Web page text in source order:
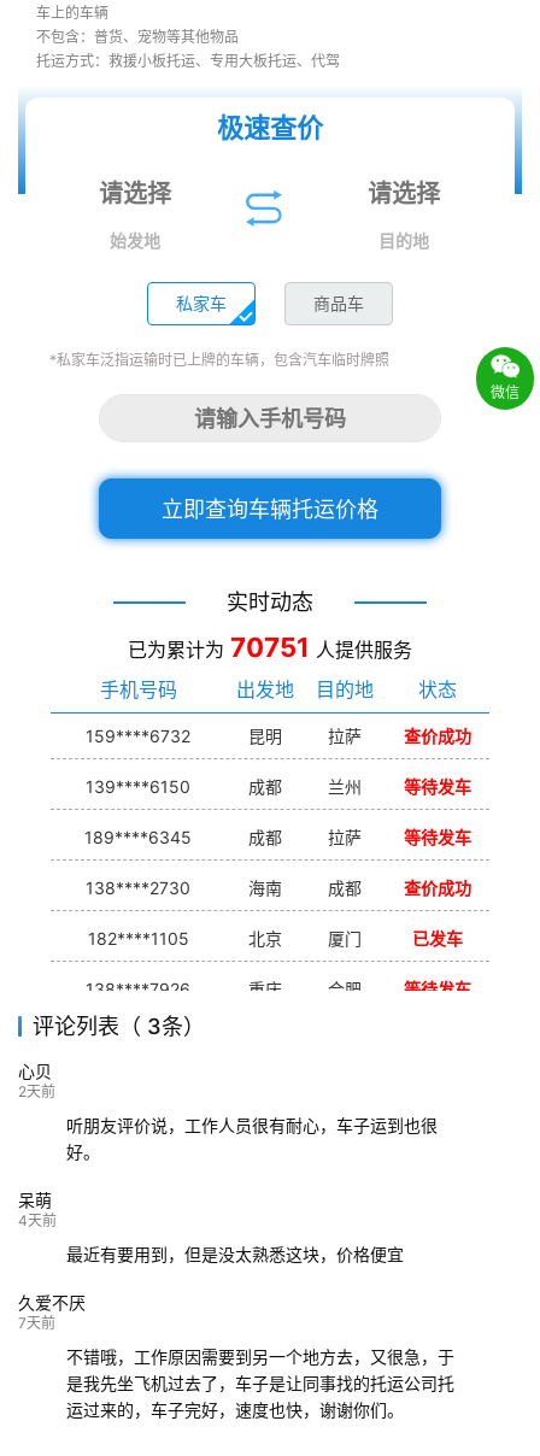
车上的车辆
不包含：普货、宠物等其他物品
托运方式：救援小板托运、专用大板托运、代驾
极速查价
始发地 目的地
私家车 商品车
*私家车泛指运输时已上牌的车辆，包含汽车临时牌照
立即查询车辆托运价格
实时动态
已为累计为 70751 人提供服务
手机号码
出发地 目的地 状态
159****6732 昆明 拉萨 查价成功
139****6150 成都 兰州 等待发车
189****6345 成都 拉萨 等待发车
138****2730 海南 成都 查价成功
182****1105 北京 厦门 已发车
138****7926 重庆 合肥 等待发车
139****9233
评论列表（ 3条）
心贝
2天前
听朋友评价说，工作人员很有耐心，车子运到也很
好。
呆萌
4天前
最近有要用到，但是没太熟悉这块，价格便宜
久爱不厌
7天前
不错哦，工作原因需要到另一个地方去，又很急，于
是我先坐飞机过去了，车子是让同事找的托运公司托
运过来的，车子完好，速度也快，谢谢你们。
微信